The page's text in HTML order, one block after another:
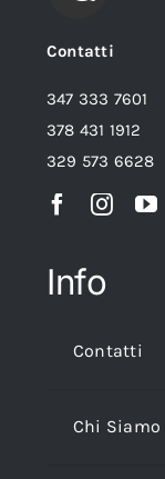
Contatti
347 333 7601
378 431 1912
329 573 6628
Info
Contatti
Chi Siamo